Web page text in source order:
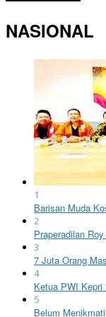
NASIONAL
1
Barisan Muda
2
Praperadilan
3
7 Juta Orang
4
Ketua PWI
5
Belum